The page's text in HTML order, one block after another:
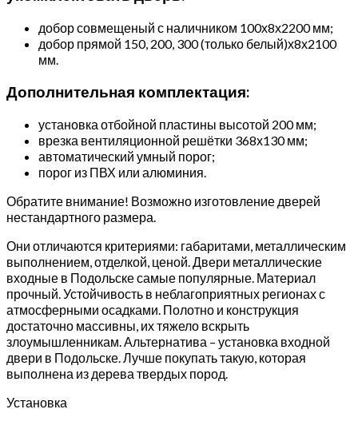
добор совмещеный с наличником 100х8х2200 мм;
добор прямой 150, 200, 300 (только белый)х8х2100
мм.
Дополнительная комплектация:
установка отбойной пластины высотой 200 мм;
врезка вентиляционной решётки 368х130 мм;
автоматический умный порог;
порог из ПВХ или алюминия.
Обратите внимание! Возможно изготовление дверей
нестандартного размера.
Они отличаются критериями: габаритами, металлическим
выполнением, отделкой, ценой. Двери металлические
входные в Подольске самые популярные. Материал
прочный. Устойчивость в неблагоприятных регионах с
атмосферными осадками. Полотно и конструкция
достаточно массивны, их тяжело вскрыть
злоумышленникам. Альтернатива – установка входной
двери в Подольске. Лучше покупать такую, которая
выполнена из дерева твердых пород.
Установка